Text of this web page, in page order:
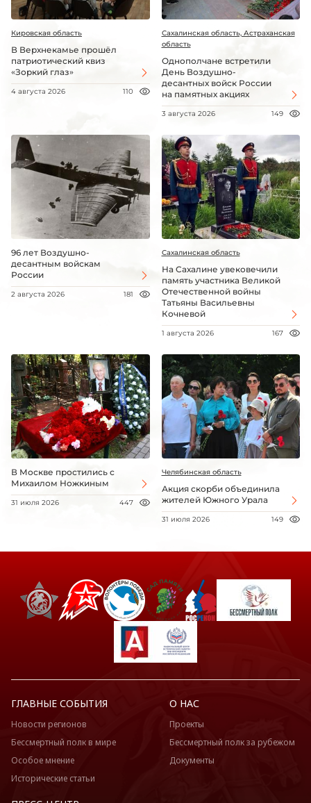
Кировская область
В Верхнекамье прошёл
патриотический квиз
«Зоркий глаз»
4 августа 2026 110
Сахалинская область, Астраханская
область
Однополчане встретили
День Воздушно-
десантных войск России
на памятных акциях
3 августа 2026 149
96 лет Воздушно-
десантным войскам
России
2 августа 2026 181
Сахалинская область
На Сахалине увековечили
память участника Великой
Отечественной войны
Татьяны Васильевны
Кочневой
1 августа 2026 167
В Москве простились с
Михаилом Ножкиным
31 июля 2026 447
Челябинская область
Акция скорби объединила
жителей Южного Урала
31 июля 2026 149
ГЛАВНЫЕ СОБЫТИЯ
Новости регионов
Бессмертный полк в мире
Особое мнение
Исторические статьи
О НАС
Проекты
Бессмертный полк за рубежом
Документы